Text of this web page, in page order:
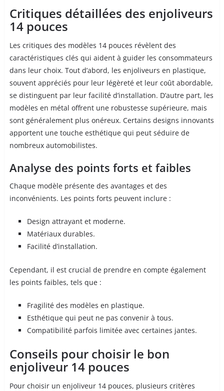
Critiques détaillées des enjoliveurs
14 pouces
Les critiques des modèles 14 pouces révèlent des
caractéristiques clés qui aident à guider les consommateurs
dans leur choix. Tout d’abord, les enjoliveurs en plastique,
souvent appréciés pour leur légèreté et leur coût abordable,
se distinguent par leur facilité d’installation. D’autre part, les
modèles en métal offrent une robustesse supérieure, mais
sont généralement plus onéreux. Certains designs innovants
apportent une touche esthétique qui peut séduire de
nombreux automobilistes.
Analyse des points forts et faibles
Chaque modèle présente des avantages et des
inconvénients. Les points forts peuvent inclure :
Design attrayant et moderne.
Matériaux durables.
Facilité d’installation.
Cependant, il est crucial de prendre en compte également
les points faibles, tels que :
Fragilité des modèles en plastique.
Esthétique qui peut ne pas convenir à tous.
Compatibilité parfois limitée avec certaines jantes.
Conseils pour choisir le bon
enjoliveur 14 pouces
Pour choisir un enjoliveur 14 pouces, plusieurs critères